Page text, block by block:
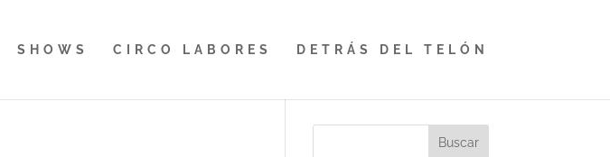
SHOWS CIRCO LABORES DETRÁS DEL TELÓN